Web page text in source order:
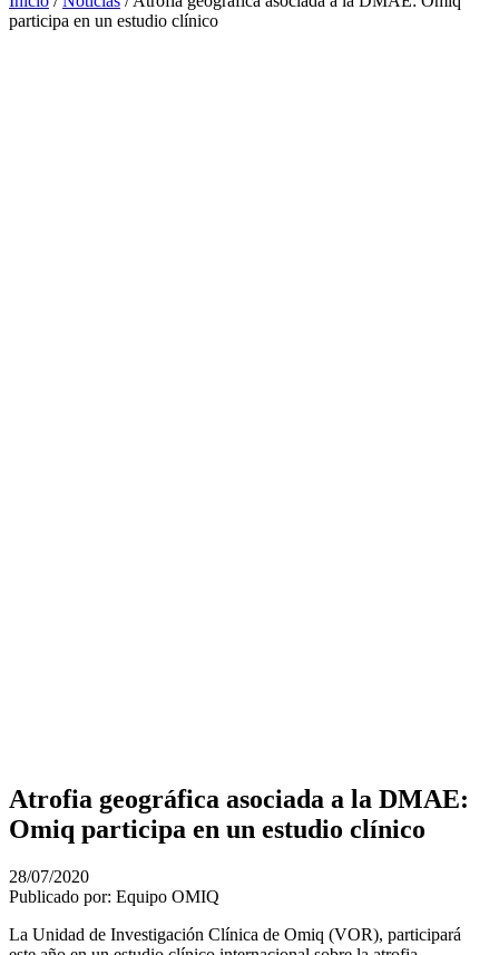
participa en un estudio clínico
Atrofia geográfica asociada a la DMAE:
Omiq participa en un estudio clínico
28/07/2020
Publicado por: Equipo OMIQ
La Unidad de Investigación Clínica de Omiq (VOR), participará